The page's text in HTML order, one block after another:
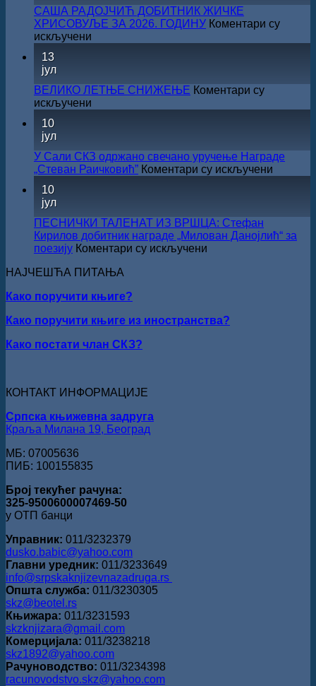
конкурса
Министарства
културе
за
издања
на
српском
САША РАДОЈЧИЋ ДОБИТНИК ЖИЧКЕ
ХРИСОВУЉЕ ЗА 2026. ГОДИНУ Коментари су
искључени
ЖИЧКЕ
ХРИСОВУЉЕ
ЗА
13
јул
ВЕЛИКО ЛЕТЊЕ СНИЖЕЊЕ Коментари су
искључени
10
јул
У Сали СКЗ одржано свечано уручење Награде
„Стеван Раичковић” Коментари су искључени
свечано
10
јул
ПЕСНИЧКИ ТАЛЕНАТ ИЗ ВРШЦА: Стефан
Кирилов добитник награде „Милован Данојлић“ за
поезију Коментари су искључени
Кирилов
НАЈЧЕШЋА ПИТАЊА
Како поручити књиге?
Како поручити књиге из иностранства?
Како постати члан СКЗ?
КОНТАКТ ИНФОРМАЦИЈЕ
Српска књижевна задруга
Краља Милана 19, Београд
МБ: 07005636
ПИБ: 100155835
Број текућег рачуна:
325-9500600007469-50
у ОТП банци
Управник: 011/3232379
dusko.babic@yahoo.com
Главни уредник: 011/3233649
info@srpskaknjizevnazadruga.rs
Општа служба: 011/3230305
skz@beotel.rs
Књижара: 011/3231593
skzknjizara@gmail.com
Комерцијала: 011/3238218
skz1892@yahoo.com
Рачуноводство: 011/3234398
racunovodstvo.skz@yahoo.com